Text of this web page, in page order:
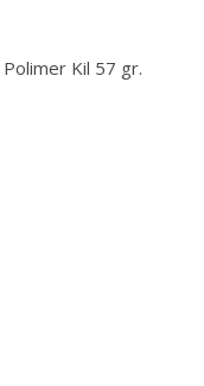
Kil 57 gr.